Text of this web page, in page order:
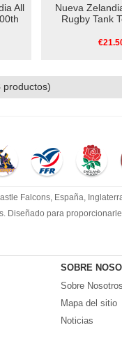
All
Nueva
Rugby Tank
productos)
Falcons, España,
Diseñado para
SOBRE
Sobre Nosotros
Mapa del sitio
Noticias